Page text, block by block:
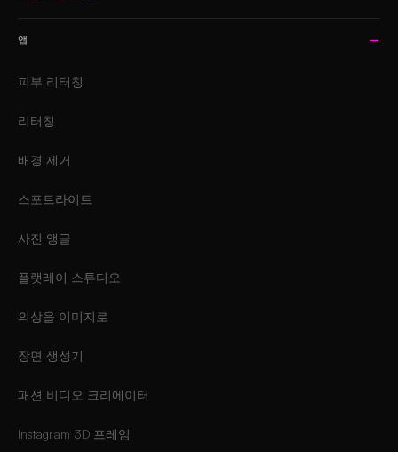
앱
피부 리터칭
리터칭
배경 제거
스포트라이트
사진 앵글
플랫레이 스튜디오
의상을 이미지로
장면 생성기
패션 비디오 크리에이터
Instagram 3D 프레임